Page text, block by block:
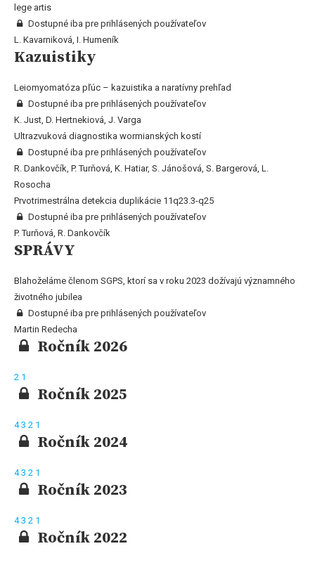
lege artis
Dostupné iba pre prihlásených používateľov
L. Kavarniková, I. Humeník
Kazuistiky
Leiomyomatóza pľúc – kazuistika a naratívny prehľad
Dostupné iba pre prihlásených používateľov
K. Just, D. Hertnekiová, J. Varga
Ultrazvuková diagnostika wormianských kostí
Dostupné iba pre prihlásených používateľov
R. Dankovčík, P. Turňová, K. Hatiar, S. Jánošová, S. Bargerová, L.
Rosocha
Prvotrimestrálna detekcia duplikácie 11q23.3-q25
Dostupné iba pre prihlásených používateľov
P. Turňová, R. Dankovčík
SPRÁVY
Blahoželáme členom SGPS, ktorí sa v roku 2023 dožívajú významného
životného jubilea
Dostupné iba pre prihlásených používateľov
Martin Redecha
Ročník 2026
2 1
Ročník 2025
43 2 1
Ročník 2024
43 2 1
Ročník 2023
43 2 1
Ročník 2022